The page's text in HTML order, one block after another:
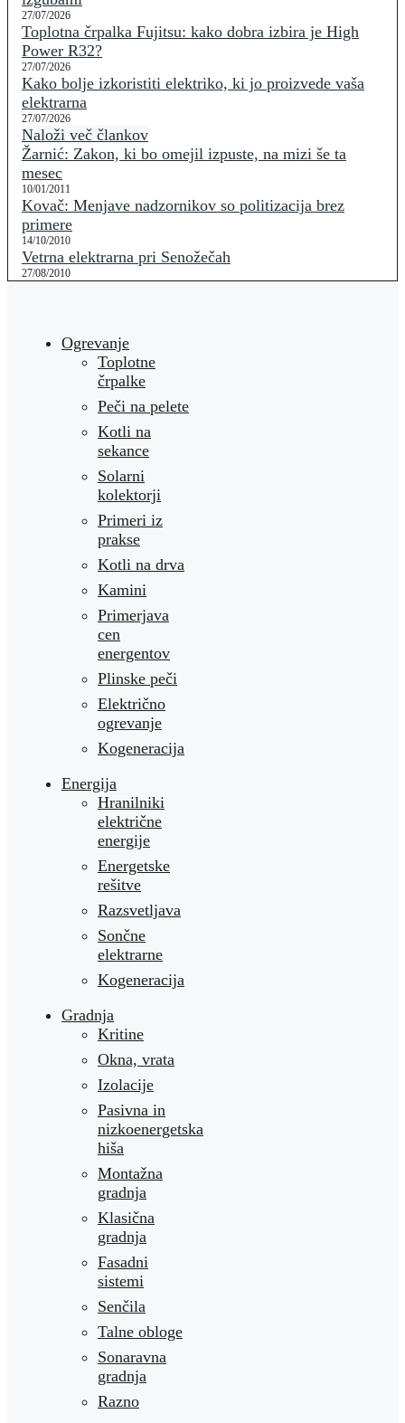
27/07/2026
Toplotna črpalka Fujitsu: kako dobra izbira je High
Power R32?
27/07/2026
Kako bolje izkoristiti elektriko, ki jo proizvede vaša
elektrarna
27/07/2026
Naloži več člankov
Žarnić: Zakon, ki bo omejil izpuste, na mizi še ta
mesec
10/01/2011
Kovač: Menjave nadzornikov so politizacija brez
primere
14/10/2010
Vetrna elektrarna pri Senožečah
27/08/2010
Ogrevanje
Toplotne
črpalke
Peči na pelete
Kotli na
sekance
Solarni
kolektorji
Primeri iz
prakse
Kotli na drva
Kamini
Primerjava
cen
energentov
Plinske peči
Električno
ogrevanje
Kogeneracija
Energija
Hranilniki
električne
energije
Energetske
rešitve
Razsvetljava
Sončne
elektrarne
Kogeneracija
Gradnja
Kritine
Okna, vrata
Izolacije
Pasivna in
nizkoenergetska
hiša
Montažna
gradnja
Klasična
gradnja
Fasadni
sistemi
Senčila
Talne obloge
Sonaravna
gradnja
Razno